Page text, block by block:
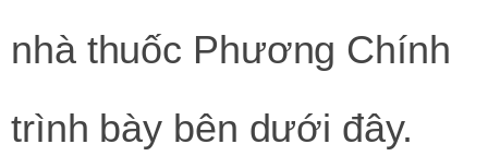
nhà thuốc Phương Chính
trình bày bên dưới đây.